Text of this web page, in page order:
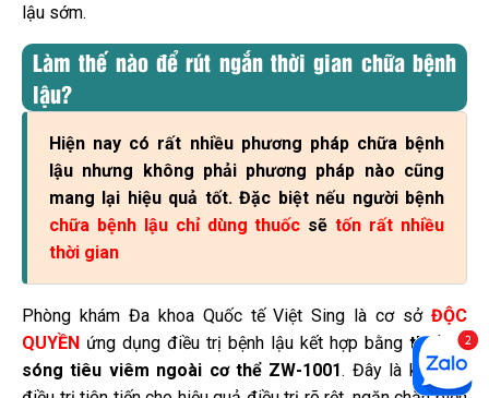
lậu sớm.
Làm thế nào để rút ngắn thời gian chữa bệnh
lậu?
Hiện nay có rất nhiều phương pháp chữa bệnh
lậu nhưng không phải phương pháp nào cũng
mang lại hiệu quả tốt. Đặc biệt nếu người bệnh
chữa bệnh lậu chỉ dùng thuốc sẽtốn rất nhiều
thời gian
Phòng khám Đa khoa Quốc tế Việt Sing là cơ sởĐỘC
QUYỀN ứng dụng điều trị bệnh lậu kết hợp bằng thiết bị
sóng tiêu viêm ngoài cơ thể ZW-1001. Đây là kĩ thuật